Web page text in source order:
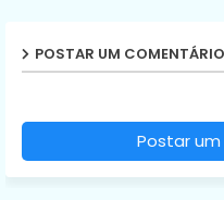
POSTAR UM COMENTÁRIO
Postar